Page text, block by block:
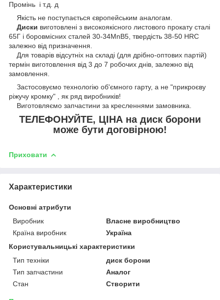
Промінь і т.д. д
Якість не поступається європейським аналогам.
Диски виготовлені з високоякісного листового прокату сталі
65Г і боровмісних сталей 30-34MnB5, твердість 38-50 HRC
залежно від призначення.
Для товарів відсутніх на складі (для дрібно-оптових партій)
термін виготовлення від 3 до 7 робочих днів, залежно від
замовлення.
Застосовуємо технологію об'ємного гарту, а не "прикроєву
ріжучу кромку" , як ряд виробників!
Виготовляємо запчастини за кресленнями замовника.
ТЕЛЕФОНУЙТЕ, ЦІНА на диск борони
може бути договірною!
Приховати
Характеристики
Основні атрибути
Виробник
Власне виробництво
Країна виробник
Україна
Користувальницькі характеристики
Тип техніки
диск борони
Тип запчастини
Аналог
Стан
Створити